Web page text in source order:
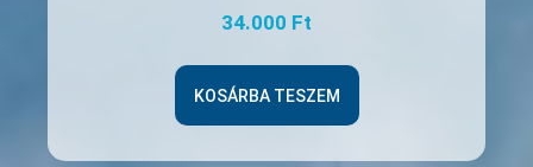
34.000 Ft
KOSÁRBA TESZEM